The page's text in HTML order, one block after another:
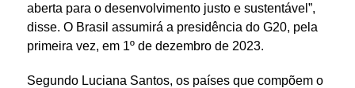
aberta para o desenvolvimento justo e sustentável”,
disse. O Brasil assumirá a presidência do G20, pela
primeira vez, em 1º de dezembro de 2023.
Segundo Luciana Santos, os países que compõem o